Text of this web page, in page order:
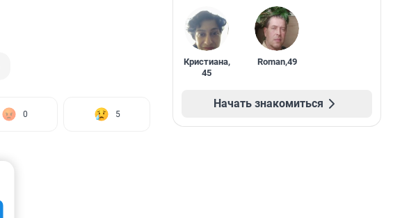
0 5
Кристиана,
45
Roman,49
Начать знакомиться